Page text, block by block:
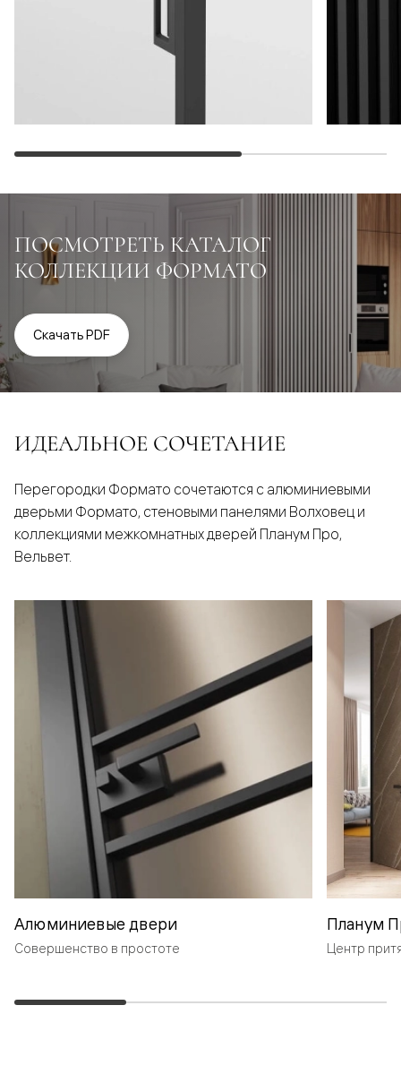
ПОСМОТРЕТЬ КАТАЛОГ
КОЛЛЕКЦИИ ФОРМАТО
Скачать PDF
ИДЕАЛЬНОЕ СОЧЕТАНИЕ
Перегородки Формато сочетаются с алюминиевыми
дверьми Формато, стеновыми панелями Волховец и
коллекциями межкомнатных дверей Планум Про,
Вельвет.
Алюминиевые двери
Совершенство в простоте
Планум
Центр